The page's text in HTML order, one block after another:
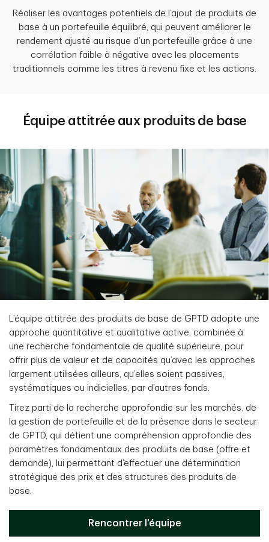
Réaliser les avantages potentiels de l’ajout de produits de
base à un portefeuille équilibré, qui peuvent améliorer le
rendement ajusté au risque d’un portefeuille grâce à une
corrélation faible à négative avec les placements
traditionnels comme les titres à revenu fixe et les actions.
Équipe attitrée aux produits de base
L’équipe attitrée des produits de base de GPTD adopte une
approche quantitative et qualitative active, combinée à
une recherche fondamentale de qualité supérieure, pour
offrir plus de valeur et de capacités qu’avec les approches
largement utilisées ailleurs, qu’elles soient passives,
systématiques ou indicielles, par d’autres fonds.
Tirez parti de la recherche approfondie sur les marchés, de
la gestion de portefeuille et de la présence dans le secteur
de GPTD, qui détient une compréhension approfondie des
paramètres fondamentaux des produits de base (offre et
demande), lui permettant d’effectuer une détermination
stratégique des prix et des structures des produits de
base.
Rencontrer l’équipe